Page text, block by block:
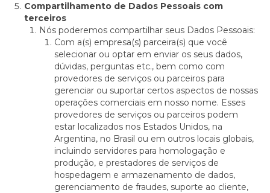
Compartilhamento de Dados Pessoais com
terceiros
Nós poderemos compartilhar seus Dados Pessoais:
Com a(s) empresa(s) parceira(s) que você
selecionar ou optar em enviar os seus dados,
dúvidas, perguntas etc., bem como com
provedores de serviços ou parceiros para
gerenciar ou suportar certos aspectos de nossas
operações comerciais em nosso nome. Esses
provedores de serviços ou parceiros podem
estar localizados nos Estados Unidos, na
Argentina, no Brasil ou em outros locais globais,
incluindo servidores para homologação e
produção, e prestadores de serviços de
hospedagem e armazenamento de dados,
gerenciamento de fraudes, suporte ao cliente,